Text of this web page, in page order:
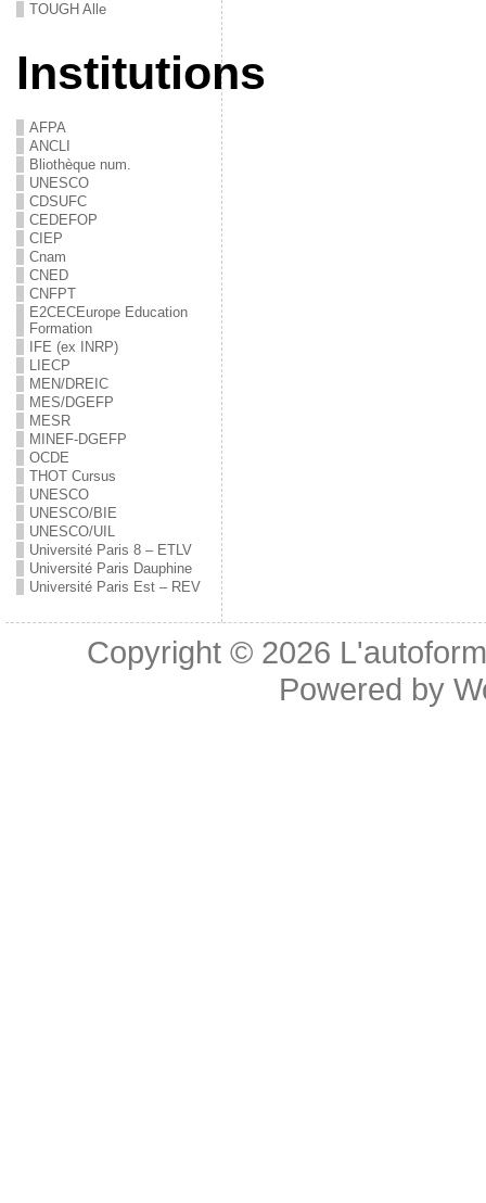
TOUGH Alle
Institutions
AFPA
ANCLI
Bliothèque num.
UNESCO
CDSUFC
CEDEFOP
CIEP
Cnam
CNED
CNFPT
E2CECEurope Education
Formation
IFE (ex INRP)
LIECP
MEN/DREIC
MES/DGEFP
MESR
MINEF-DGEFP
OCDE
THOT Cursus
UNESCO
UNESCO/BIE
UNESCO/UIL
Université Paris 8 – ETLV
Université Paris Dauphine
Université Paris Est – REV
Copyright © 2026
Powered by